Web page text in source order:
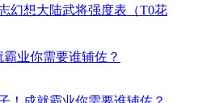
业你需要谁辅佐？